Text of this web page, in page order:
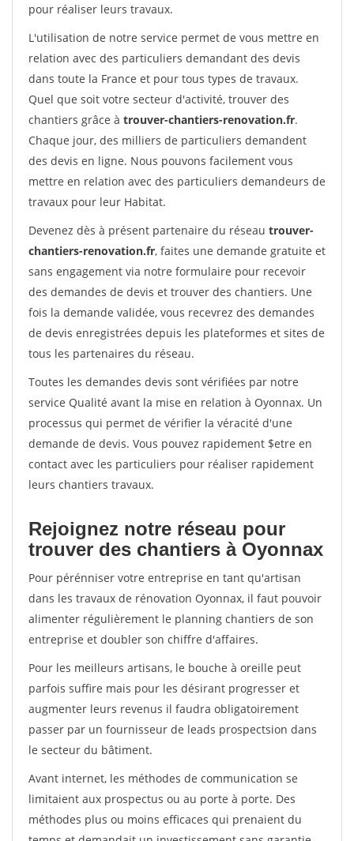
pour réaliser leurs travaux.
L'utilisation de notre service permet de vous mettre en
relation avec des particuliers demandant des devis
dans toute la France et pour tous types de travaux.
Quel que soit votre secteur d'activité, trouver des
chantiers grâce à trouver-chantiers-renovation.fr.
Chaque jour, des milliers de particuliers demandent
des devis en ligne. Nous pouvons facilement vous
mettre en relation avec des particuliers demandeurs de
travaux pour leur Habitat.
Devenez dès à présent partenaire du réseau trouver-
chantiers-renovation.fr, faites une demande gratuite et
sans engagement via notre formulaire pour recevoir
des demandes de devis et trouver des chantiers. Une
fois la demande validée, vous recevrez des demandes
de devis enregistrées depuis les plateformes et sites de
tous les partenaires du réseau.
Toutes les demandes devis sont vérifiées par notre
service Qualité avant la mise en relation à Oyonnax. Un
processus qui permet de vérifier la véracité d'une
demande de devis. Vous pouvez rapidement $etre en
contact avec les particuliers pour réaliser rapidement
leurs chantiers travaux.
Rejoignez notre réseau pour
trouver des chantiers à Oyonnax
Pour pérénniser votre entreprise en tant qu'artisan
dans les travaux de rénovation Oyonnax, il faut pouvoir
alimenter régulièrement le planning chantiers de son
entreprise et doubler son chiffre d'affaires.
Pour les meilleurs artisans, le bouche à oreille peut
parfois suffire mais pour les désirant progresser et
augmenter leurs revenus il faudra obligatoirement
passer par un fournisseur de leads prospectsion dans
le secteur du bâtiment.
Avant internet, les méthodes de communication se
limitaient aux prospectus ou au porte à porte. Des
méthodes plus ou moins efficaces qui prenaient du